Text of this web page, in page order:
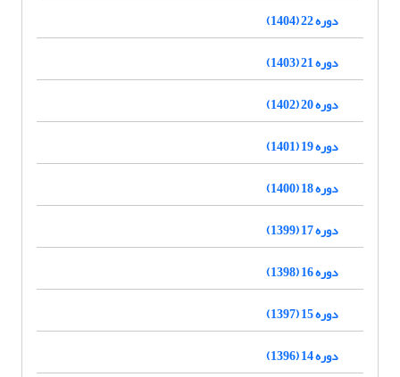
دوره 22 (1404)
دوره 21 (1403)
دوره 20 (1402)
دوره 19 (1401)
دوره 18 (1400)
دوره 17 (1399)
دوره 16 (1398)
دوره 15 (1397)
دوره 14 (1396)